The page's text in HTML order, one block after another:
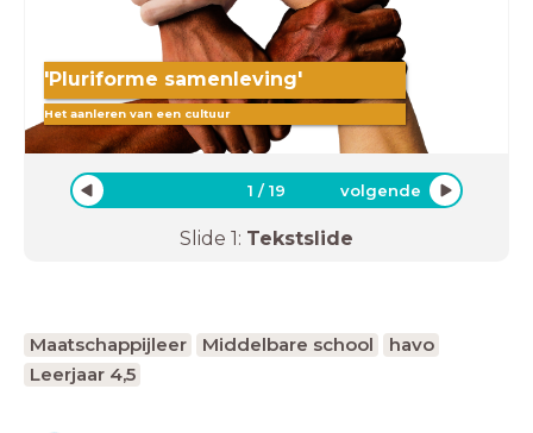
'Pluriforme samenleving'
Het aanleren van een cultuur
1 /19 volgende
Slide 1: Tekstslide
Maatschappijleer Middelbare school
havo
Leerjaar 4,5